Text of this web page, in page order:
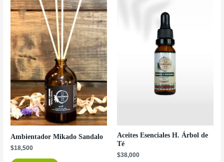
Ambientador Mikado Sandalo
$18,500
Aceites Esenciales H. Árbol de
Té
$38,000